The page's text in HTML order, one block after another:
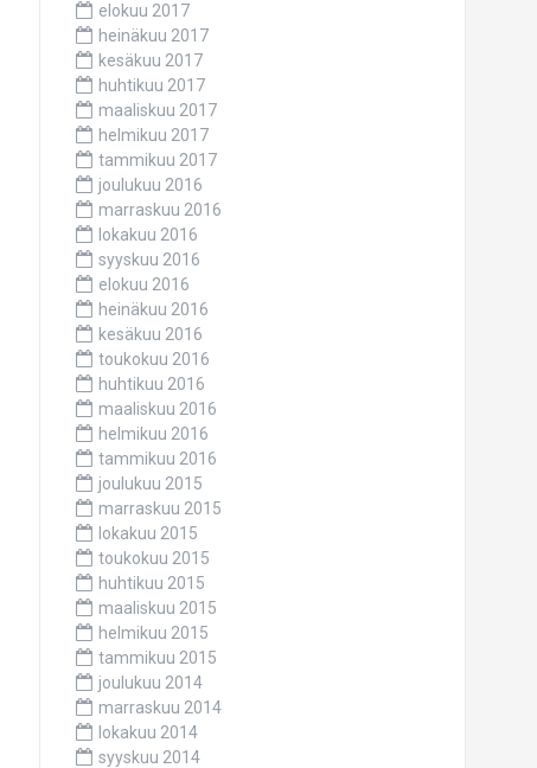
elokuu 2017
heinäkuu 2017
kesäkuu 2017
huhtikuu 2017
maaliskuu 2017
helmikuu 2017
tammikuu 2017
joulukuu 2016
marraskuu 2016
lokakuu 2016
syyskuu 2016
elokuu 2016
heinäkuu 2016
kesäkuu 2016
toukokuu 2016
huhtikuu 2016
maaliskuu 2016
helmikuu 2016
tammikuu 2016
joulukuu 2015
marraskuu 2015
lokakuu 2015
toukokuu 2015
huhtikuu 2015
maaliskuu 2015
helmikuu 2015
tammikuu 2015
joulukuu 2014
marraskuu 2014
lokakuu 2014
syyskuu 2014